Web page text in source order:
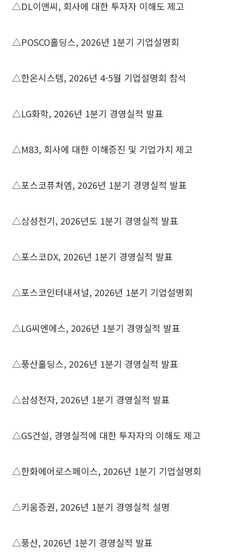
△DL이앤씨, 회사에 대한 투자자 이해도 제고
△POSCO홀딩스, 2026년 1분기 기업설명회
△한온시스템, 2026년 4-5월 기업설명회 참석
△LG화학, 2026년 1분기 경영실적 발표
△M83, 회사에 대한 이해증진 및 기업가치 제고
△포스코퓨처엠, 2026년 1분기 경영실적 발표
△삼성전기, 2026년도 1분기 경영실적 발표
△포스코DX, 2026년 1분기 경영실적 발표
△포스코인터내셔널, 2026년 1분기 기업설명회
△LG씨엔에스, 2026년 1분기 경영실적 발표
△풍산홀딩스, 2026년 1분기 경영실적 발표
△삼성전자, 2026년 1분기 경영실적 발표
△GS건설, 경영실적에 대한 투자자의 이해도 제고
△한화에어로스페이스, 2026년 1분기 기업설명회
△키움증권, 2026년 1분기 경영실적 설명
△풍산, 2026년 1분기 경영실적 발표